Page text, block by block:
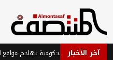
آخر الأخبار